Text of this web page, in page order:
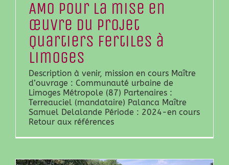
AMO pour la mise en
œuvre du projet
Quartiers Fertiles à
Limoges
Description à venir, mission en cours Maître
d’ouvrage : Communauté urbaine de
Limoges Métropole (87) Partenaires :
Terreauciel (mandataire) Palanca Maître
Samuel Delalande Période : 2024-en cours
Retour aux références